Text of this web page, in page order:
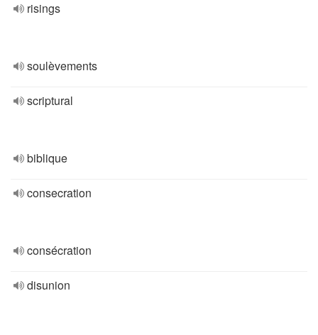
risings
soulèvements
scriptural
biblique
consecration
consécration
disunion